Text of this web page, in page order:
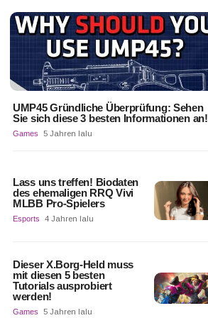
UMP45 Gründliche Überprüfung: Sehen
Sie sich diese 3 besten Informationen an!
Games 5 Jahren lalu
Lass uns treffen! Biodaten
des ehemaligen RRQ Vivi
MLBB Pro-Spielers
Esports 4 Jahren lalu
Dieser X.Borg-Held muss
mit diesen 5 besten
Tutorials ausprobiert
werden!
Games 5 Jahren lalu